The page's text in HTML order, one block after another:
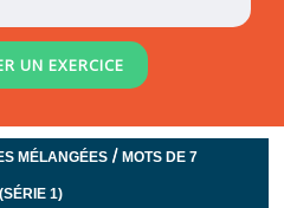
UN EXERCICE
MÉLANGÉES /MOTS DE 7
1)